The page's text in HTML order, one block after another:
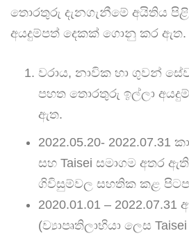
තොරතුරු දැනගැනීමේ අයිතිය
අයදුම්පත් දෙකක් ගොනු කර ඇත.
වරාය, නාවික හා ගුවන්
පහත තොරතුරු ඉල්ලා
ඇත.
2022.05.20- 2022.07.31
සහ Taisei සමාගම අතර
ගිවිසුම්වල සහතික කළ
2020.01.01 – 2022.07.31
(ව්‍යාපෘතිලාභියා ලෙස